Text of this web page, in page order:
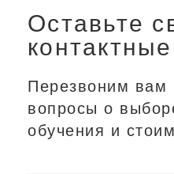
Оставьте
Перезвоним вам
вопросы о
обучения и